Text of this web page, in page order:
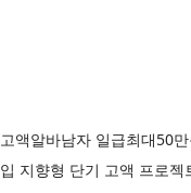
고액알바남자 일급최대50
입 지향형 단기 고액 프로